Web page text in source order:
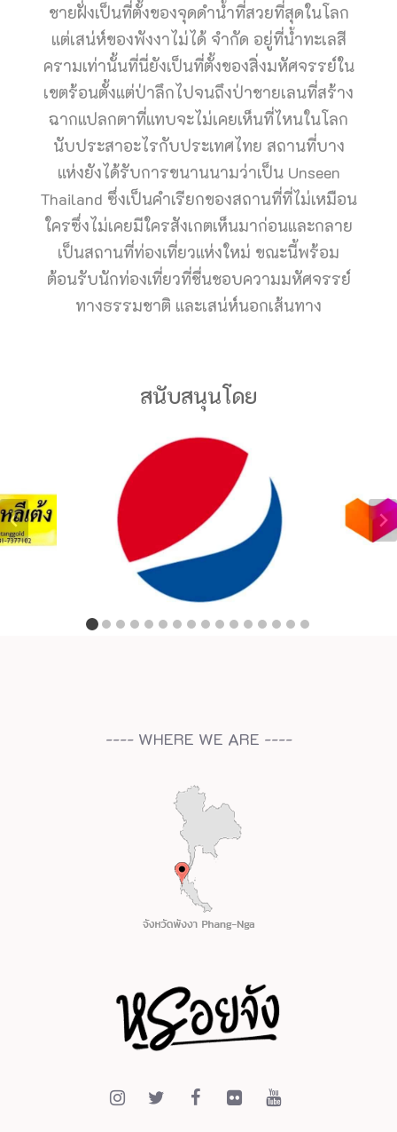
ชายฝั่งเป็นที่ตั้งของจุดดำน้ำที่สวยที่สุดในโลก
แต่เสน่ห์ของพังงาไม่ได้ จำกัด อยู่ที่น้ำทะเลสี
ครามเท่านั้นที่นี่ยังเป็นที่ตั้งของสิ่งมหัศจรรย์ใน
เขตร้อนตั้งแต่ป่าลึกไปจนถึงป่าชายเลนที่สร้าง
ฉากแปลกตาที่แทบจะไม่เคยเห็นที่ไหนในโลก
นับประสาอะไรกับประเทศไทย สถานที่บาง
แห่งยังได้รับการขนานนามว่าเป็น Unseen
Thailand ซึ่งเป็นคำเรียกของสถานที่ที่ไม่เหมือน
ใครซึ่งไม่เคยมีใครสังเกตเห็นมาก่อนและกลาย
เป็นสถานที่ท่องเที่ยวแห่งใหม่ ขณะนี้พร้อม
ต้อนรับนักท่องเที่ยวที่ชื่นชอบความมหัศจรรย์
ทางธรรมชาติ และเสน่ห์นอกเส้นทาง
สนับสนุนโดย
---- WHERE WE ARE ----